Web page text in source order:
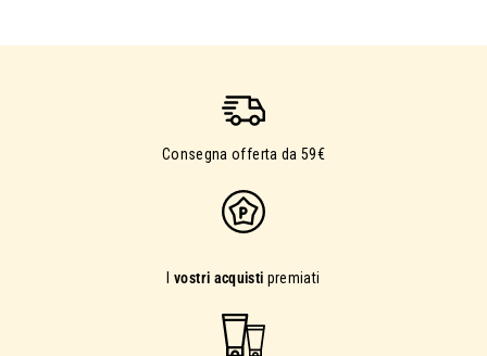
Consegna offerta da 59€
Ivostri acquisti premiati